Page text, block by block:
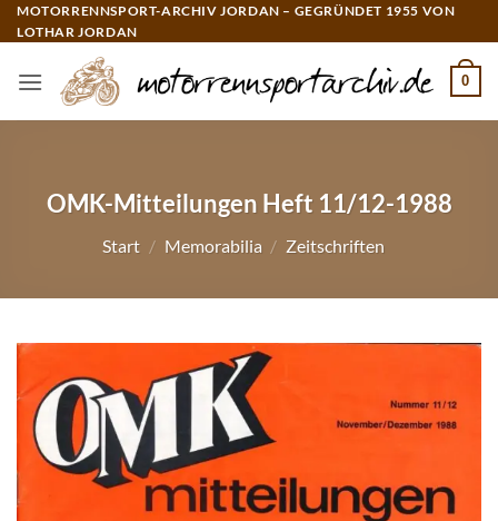
Zum
Inhalt
MOTORRENNSPORT-ARCHIV JORDAN – GEGRÜNDET 1955 VON
LOTHAR JORDAN
0
OMK-Mitteilungen Heft 11/12-1988
Start / Memorabilia / Zeitschriften